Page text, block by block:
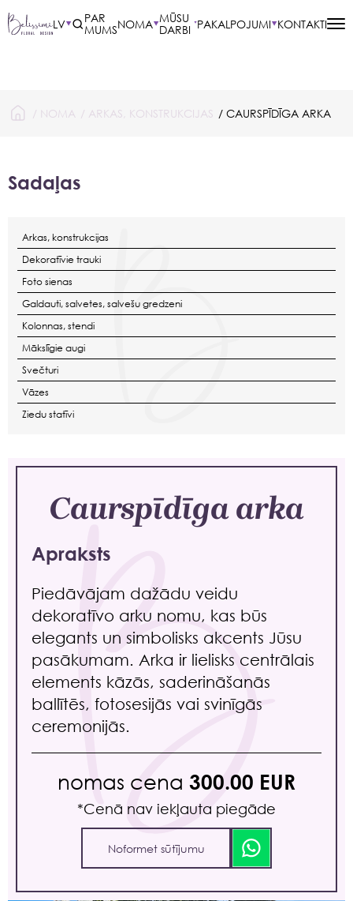
LV
PAR
MUMSNOMA MŪSU
DARBI PAKALPOJUMI KONTAKTI
/ NOMA / ARKAS, KONSTRUKCIJAS / CAURSPĪDĪGA ARKA
Sadaļas
Arkas, konstrukcijas
Dekoratīvie trauki
Foto sienas
Galdauti, salvetes, salvešu gredzeni
Kolonnas, stendi
Mākslīgie augi
Svečturi
Vāzes
Ziedu statīvi
Caurspīdīga arka
Apraksts
Piedāvājam dažādu veidu
dekoratīvo arku nomu, kas būs
elegants un simbolisks akcents Jūsu
pasākumam. Arka ir lielisks centrālais
elements kāzās, saderināšanās
ballītēs, fotosesijās vai svinīgās
ceremonijās.
nomas cena 300.00 EUR
*Сenā nav iekļauta piegāde
Noformet sūtījumu